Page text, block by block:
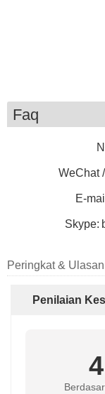
Faq
WeChat
E-
Skype:
Peringkat & Ulasan
Penilaian